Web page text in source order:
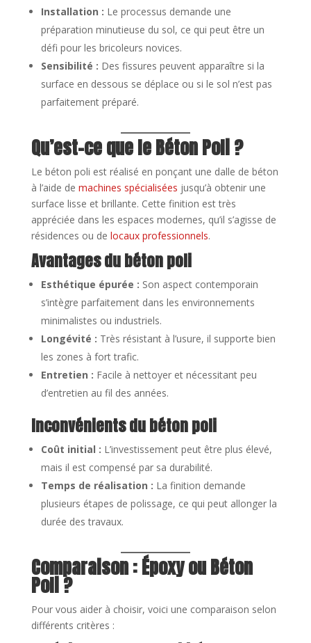
Installation : Le processus demande une
préparation minutieuse du sol, ce qui peut être un
défi pour les bricoleurs novices.
Sensibilité : Des fissures peuvent apparaître si la
surface en dessous se déplace ou si le sol n’est pas
parfaitement préparé.
Qu’est-ce que le Béton Poli ?
Le béton poli est réalisé en ponçant une dalle de béton
à l’aide de machines spécialisées jusqu’à obtenir une
surface lisse et brillante. Cette finition est très
appréciée dans les espaces modernes, qu’il s’agisse de
résidences ou de locaux professionnels.
Avantages du béton poli
Esthétique épurée : Son aspect contemporain
s’intègre parfaitement dans les environnements
minimalistes ou industriels.
Longévité : Très résistant à l’usure, il supporte bien
les zones à fort trafic.
Entretien : Facile à nettoyer et nécessitant peu
d’entretien au fil des années.
Inconvénients du béton poli
Coût initial : L’investissement peut être plus élevé,
mais il est compensé par sa durabilité.
Temps de réalisation : La finition demande
plusieurs étapes de polissage, ce qui peut allonger la
durée des travaux.
Comparaison : Époxy ou Béton
Poli ?
Pour vous aider à choisir, voici une comparaison selon
différents critères :